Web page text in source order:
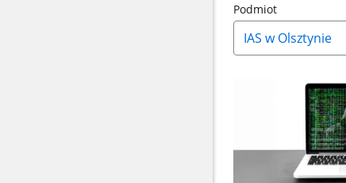
PodmiotNaciśnij
strzałkę
w
dół,
wybrać
odpowiednią
pozycję.
zaktualizują